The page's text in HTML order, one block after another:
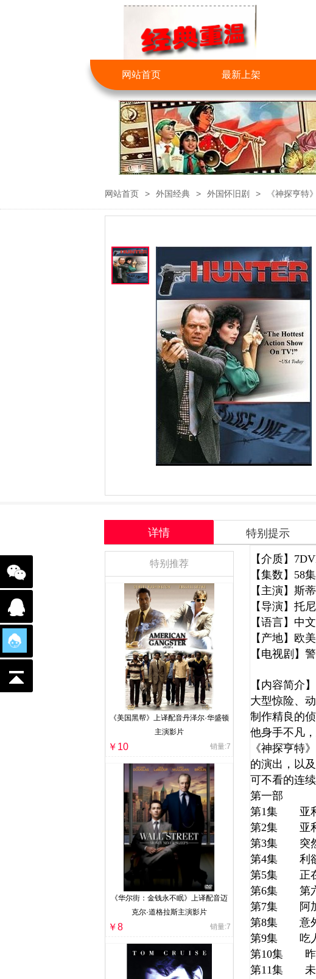
网站首页 最新上架
网站首页 > 外国经典 > 外国怀旧剧 > 《神探亨特
详情 特别提示
【介质】
【集数】58集
【主演】斯
【导演】托
【语言】中文
【产地】欧美
【电视剧】
【内容简介】
大型惊险、
制作精良的侦
他身手不凡
《神探亨特
的演出，以
可不看的连
第一部
第1集 亚利
第2集 亚利
第3集 突
第4集 利
第5集 正
第6集 第
第7集 阿加
第8集 意
第9集 吃
第10集 昨
第11集 未
特别推荐
《美国黑帮》上译配音丹泽尔·华盛顿
主演影片
￥10 销量:7
《华尔街：金钱永不眠》上译配音迈
克尔·道格拉斯主演影片
￥8 销量:7